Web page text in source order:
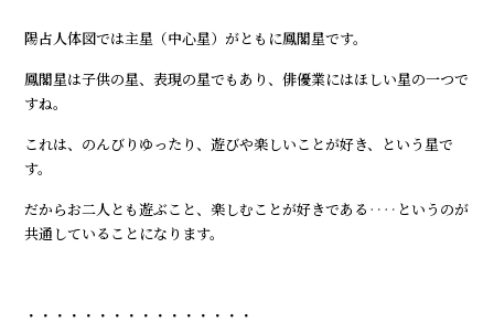
陽占人体図では主星（中心星）がともに鳳閣星です。
鳳閣星は子供の星、表現の星でもあり、俳優業にはほしい星の一つで
すね。
これは、のんびりゆったり、遊びや楽しいことが好き、という星で
す。
だからお二人とも遊ぶこと、楽しむことが好きである‥‥というのが
共通していることになります。
・・・・・・・・・・・・・・・・